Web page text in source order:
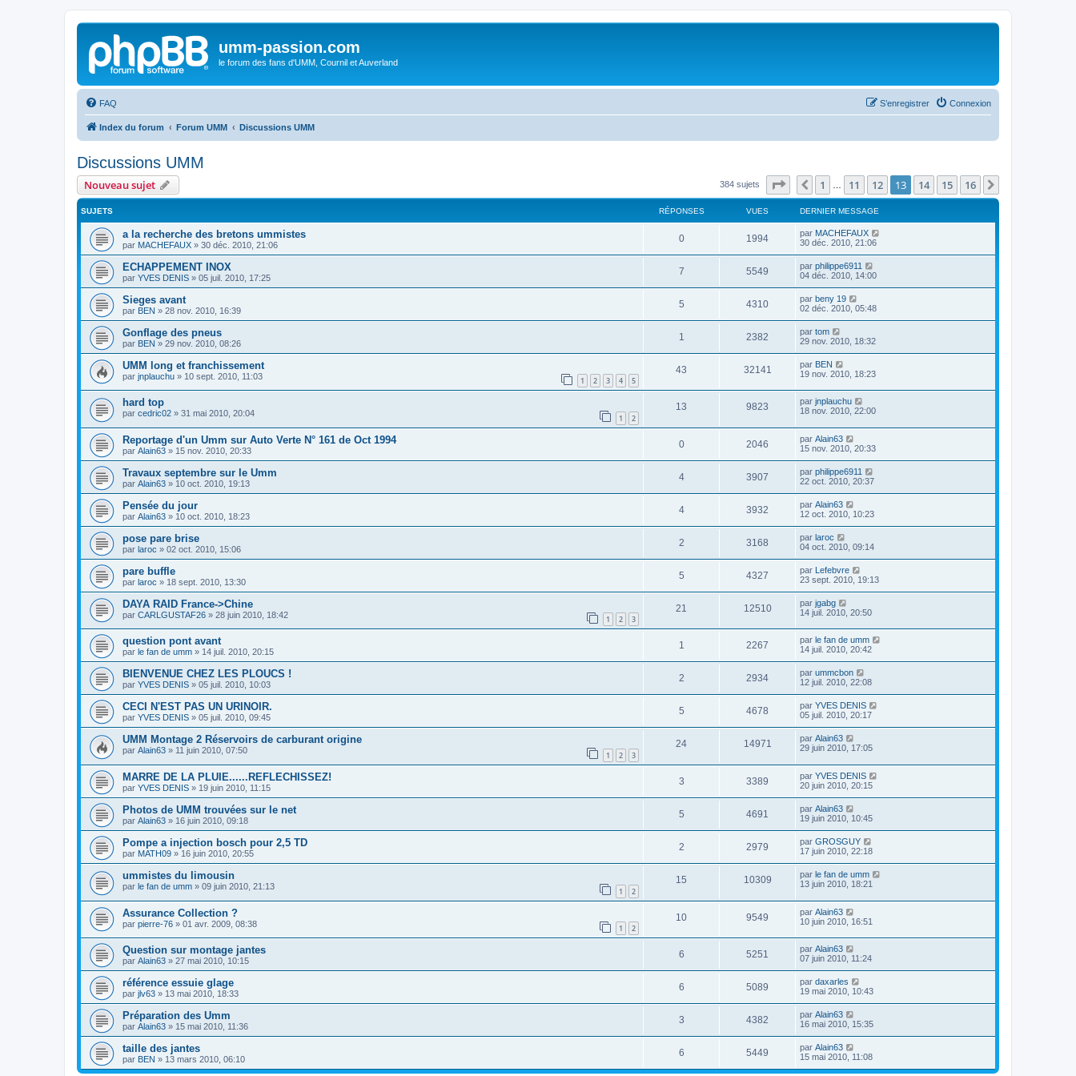
umm-passion.com
le forum des fans d'UMM, Cournil et Auverland
FAQ Connexion
S’enregistrer
Index du forum Forum UMM Discussions UMM
Discussions UMM
Nouveau sujet 384 sujets Page 13 16
Précédente
1 11 12 13 14 15 16
SUJETS RÉPONSES VUES DERNIER MESSAGE
a la recherche des bretons ummistes
par MACHEFAUX » 30 déc. 2010, 21:06
0 1994 par MACHEFAUX
30 déc. 2010, 21:06
ECHAPPEMENT INOX
par YVES DENIS » 05 juil. 2010, 17:25
7 5549 par philippe6911
04 déc. 2010, 14:00
Sieges avant
par BEN » 28 nov. 2010, 16:39
5 4310 par beny 19
02 déc. 2010, 05:48
Gonflage des pneus
par BEN » 29 nov. 2010, 08:26
1 2382 par tom
29 nov. 2010, 18:32
UMM long et franchissement
par jnplauchu » 10 sept. 2010, 11:03 1 2 3 4 5
43 32141 par BEN
19 nov. 2010, 18:23
hard top
par cedric02 » 31 mai 2010, 20:04 1 2
13 9823 par jnplauchu
18 nov. 2010, 22:00
Reportage d'un Umm sur Auto Verte N° 161 de Oct 1994
par Alain63 » 15 nov. 2010, 20:33
0 2046 par Alain63
15 nov. 2010, 20:33
Travaux septembre sur le Umm
par Alain63 » 10 oct. 2010, 19:13
4 3907 par philippe6911
22 oct. 2010, 20:37
Pensée du jour
par Alain63 » 10 oct. 2010, 18:23
4 3932 par Alain63
12 oct. 2010, 10:23
pose pare brise
par laroc » 02 oct. 2010, 15:06
2 3168 par laroc
04 oct. 2010, 09:14
pare buffle
par laroc » 18 sept. 2010, 13:30
5 4327 par Lefebvre
23 sept. 2010, 19:13
DAYA RAID France->Chine
par CARLGUSTAF26 » 28 juin 2010, 18:42 1 2 3
21 12510 par jgabg
14 juil. 2010, 20:50
question pont avant
par le fan de umm » 14 juil. 2010, 20:15
1 2267 par le fan de umm
14 juil. 2010, 20:42
BIENVENUE CHEZ LES PLOUCS !
par YVES DENIS » 05 juil. 2010, 10:03
2 2934 par ummcbon
12 juil. 2010, 22:08
CECI N'EST PAS UN URINOIR.
par YVES DENIS » 05 juil. 2010, 09:45
5 4678 par YVES DENIS
05 juil. 2010, 20:17
UMM Montage 2 Réservoirs de carburant origine
par Alain63 » 11 juin 2010, 07:50 1 2 3
24 14971 par Alain63
29 juin 2010, 17:05
MARRE DE LA PLUIE......REFLECHISSEZ!
par YVES DENIS » 19 juin 2010, 11:15
3 3389 par YVES DENIS
20 juin 2010, 20:15
Photos de UMM trouvées sur le net
par Alain63 » 16 juin 2010, 09:18
5 4691 par Alain63
19 juin 2010, 10:45
Pompe a injection bosch pour 2,5 TD
par MATH09 » 16 juin 2010, 20:55
2 2979 par GROSGUY
17 juin 2010, 22:18
ummistes du limousin
par le fan de umm » 09 juin 2010, 21:13 1 2
15 10309 par le fan de umm
13 juin 2010, 18:21
Assurance Collection ?
par pierre-76 » 01 avr. 2009, 08:38 1 2
10 9549 par Alain63
10 juin 2010, 16:51
Question sur montage jantes
par Alain63 » 27 mai 2010, 10:15
6 5251 par Alain63
07 juin 2010, 11:24
référence essuie glage
par jlv63 » 13 mai 2010, 18:33
6 5089 par daxarles
19 mai 2010, 10:43
Préparation des Umm
par Alain63 » 15 mai 2010, 11:36
3 4382 par Alain63
16 mai 2010, 15:35
taille des jantes
par BEN » 13 mars 2010, 06:10
6 5449 par Alain63
15 mai 2010, 11:08